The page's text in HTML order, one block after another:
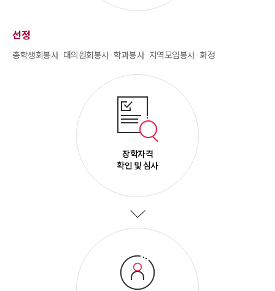
선정
총학생회봉사 · 대의원회봉사 · 학과봉사 · 지역모임봉사 · 화정
장학자격
확인 및 심사